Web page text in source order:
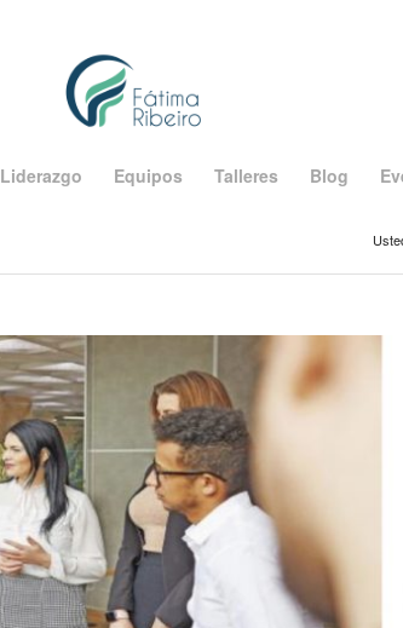
Liderazgo Equipos Talleres Blog